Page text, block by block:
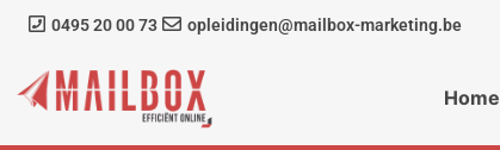
0495 20 00 73 opleidingen@mailbox-marketing.be
Home